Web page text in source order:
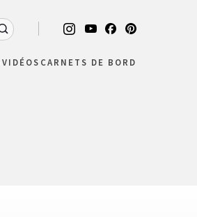
VIDÉOS CARNETS DE BORD